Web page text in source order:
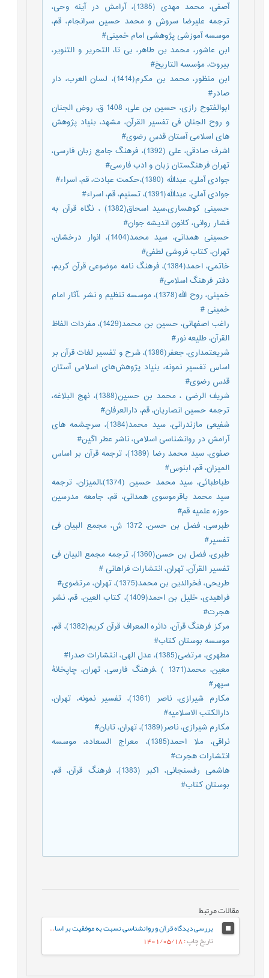
آصفی، محمد مهدی (1385)، آرامش در آینه وحی،
ترجمه علیرضا سروش و محمد حسین سرانجام، قم،
موسسه آموزشی پژوهشی امام خمینی#
ابن عاشور، محمد بن طاهر، بی تا، التحریر و التنویر،
بیروت، مؤسسه التاریخ#
ابن منظور، محمد بن مکرم(1414)، لسان العرب، دار
صادر#
ابوالفتوح رازی، حسین بن علی، 1408 ق، روض الجنان
و روح الجنان فی تفسیر القرآن، مشهد، بنیاد پژوهش
های اسلامی آستان قدس رضوی#
اشرف صادقی، علی (1392)، فرهنگ جامع زبان فارسی،
تهران فرهنگستان زبان و ادب فارسی#
جوادی آملی، عبدالله (1380)،حکمت عبادت، قم، اسراء#
جوادی آملی، عبدالله(1391)، تسنیم، قم، اسراء#
حسینی کوهساری،سید اسحاق(1382) ، نگاه قرآن به
فشار روانی، کانون اندیشه جوان#
حسینی همدانی، سید محمد(1404)، انوار درخشان،
تهران، کتاب فروشی لطفی#
خاتمی، احمد(1384)، فرهنگ نامه موضوعی قرآن کریم،
دفتر فرهنگ اسلامی#
خمینی، روح الله(1378)، موسسه تنظیم و نشر ،آثار امام
خمینی #
راغب اصفهانی، حسین بن محمد(1429)، مفردات الفاظ
القرآن، طلیعه نور#
شریعتمداری، جعفر(1386)، شرح و تفسیر لغات قرآن بر
اساس تفسیر نمونه، بنیاد پژوهش‌های اسلامی آستان
قدس رضوی#
شریف الرضی ، محمد بن حسین(1388)، نهج البلاغه،
ترجمه حسین انصاریان، قم، دارالعرفان#
شفیعی مازندرانی، سید محمد(1384)، سرچشمه های
آرامش در روانشناسی اسلامی، ناشر عطر اگین#
صفوی، سید محمد رضا (1389)، ترجمه قرآن بر اساس
المیزان، قم، ابنوس#
طباطبائی، سید محمد حسین (1374)،المیزان، ترجمه
سید محمد باقرموسوی همدانی، قم، جامعه مدرسین
حوزه علمیه قم#
طبرسی، فضل بن حسن، 1372 ش، مجمع البیان فی
تفسیر#
طبری، فضل بن حسن(1360)، ترجمه مجمع البیان فی
تفسیر القرآن، تهران، انتشارات فراهانی #
طریحی، فخرالدین بن محمد(1375)، تهران، مرتضوی#
فراهیدی، خلیل بن احمد(1409)، کتاب العین، قم، نشر
هجرت#
مرکز فرهنگ قرآن، دائره المعراف قرآن کریم(1382)، قم،
موسسه بوستان کتاب#
مطهری، مرتضی(1385)، عدل الهی، انتشارات صدرا#
معین، محمد(1371 ) ،فرهنگ فارسی، تهران، چاپخانۀ
سپهر#
مکارم شیرازی، ناصر (1361)، تفسیر نمونه، تهران،
دارالکتب الاسلامیه#
مکارم شیرازی، ناصر(1389)، تهران، تابان#
نراقی، ملا احمد(1385)، معراج السعاده، موسسه
انتشارات هجرت#
هاشمی رفسنجانی، اکبر (1383)، فرهنگ قرآن، قم،
بوستان کتاب#
مقالات مرتبط
بررسی دیدگاه قرآن و روانشناسی نسبت به موفقیت بر اساس نظریه ی زمینه ای
تاریخ چاپ: 1401/05/18